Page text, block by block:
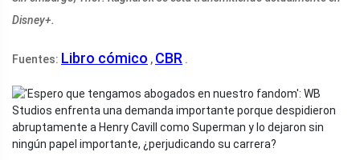
Disney+.
Fuentes: Libro cómico , CBR .